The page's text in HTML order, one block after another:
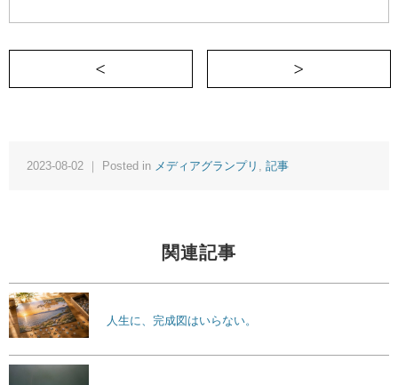
＜ 蝋燭の火が消えていくように、恋心も
2023-08-02 ｜ Posted in メディアグランプリ , 記事
関連記事
人生に、完成図はいらない。